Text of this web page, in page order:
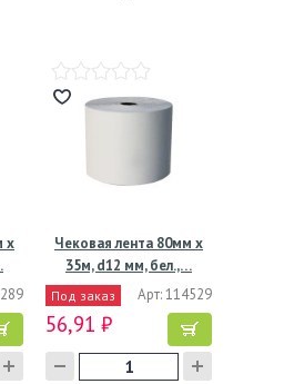
х
Чековая лента 80мм х
35м, d12 мм, бел.,…
Под заказ Арт: 114529
56,91 ₽